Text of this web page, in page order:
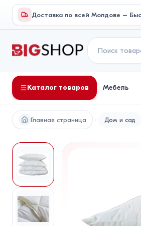
Доставка по всей Молдове –
Каталог товаров Мебель
Главная страница Дом и сад